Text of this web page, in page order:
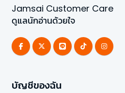
Jamsai Customer Care
ดูแลนักอ่านด้วยใจ
บัญชีของฉัน